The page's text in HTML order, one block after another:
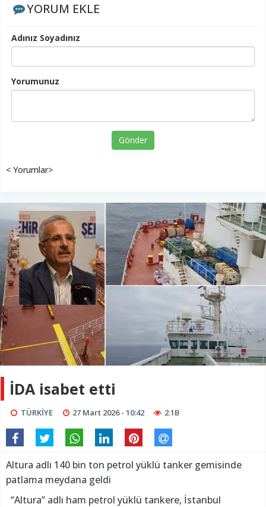
YORUM EKLE
Adınız Soyadınız
Yorumunuz
Gönder
< Yorumlar>
İDA isabet etti
TÜRKİYE 27 Mart 2026 - 10:42 2.1B
Altura adlı 140 bin ton petrol yüklü tanker gemisinde
patlama meydana geldi
“Altura” adlı ham petrol yüklü tankere, İstanbul